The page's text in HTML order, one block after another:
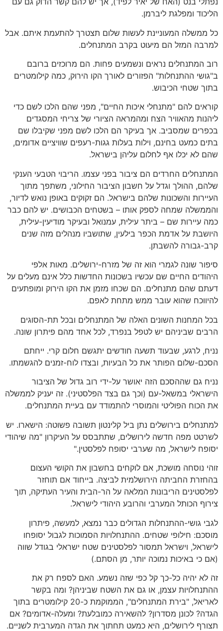
הליכוד ומפלגת ליברמן.
כל ממשלה המעוניינת לעשות שלום תצטרך להתעמת איתם. אבל
למרבה המזל הם מיעוט בקרב המתנחלים.
רוב המתנחלים נראים ונשמעים פחות. הם מרוכזים ברובם
ב"גושי ההתנחלות" הפזורים לאורך הקו הירוק, כמה קילומטרים
בתוך שטחי הכיבוש.
קוראים להם "מתנחלי איכות החיים", מפני שהם הלכו לשם כדי
ליהנות מהאוויר הצח ומהמראה הציורי של צריחי המסגדים
בכפרים שמסביב. אך בעיקר הם הלכו לשם מפני שקיבלו שם
בתים כמעט בחינם, וילות בעלות גגות-רעפים שוויציים אדומים,
שהם לא יכלו אף לחלום עליהן בישראל.
המתנחלים החרדים הם ציבור בפני עצמו. הריבוי הטבעי הענקי
שלהם, ההולך וגדל על חשבון הציבור החילוני, משתפך מתוך
העיירות והשכונות שלהם בישראל. הם זקוקים באופן נואש לדיור,
והממשלה שמחה לספק אותו – בשטחים הכבושים. יש להם כבר
כמה עיירות שם – ביתר עילית, עמנואל ובעיקר מודיעין-עילית,
היושבת על אדמת הכפר בילעין, שתושביו מנהלים מזה שנים
קרב-גבורה להשבתן.
סיפור שונה לגמרי הוא זה של מזרח-ירושלים. מאות אלפי
היהודים החיים שם עכשיו בשכונות החדשות כלל אינם מעלים על
דעתם שהם מתנחלים. הם שכחו מזמן את הקו הירוק ומופתעים
להיווכח שהוא עובר ממש מתחת לאפם.
בכל המחנות השונים האלה של המתנחלים ובכל תת-הסוגים
הרבים שביניהם יש לטפל בנפרד, לכל אחד מהם פיתרון שונה.
נניח, לרגע, שבעוד תשעה חודשים יתגשם חלום קרי. ייחתם
הסכם-שלום הפותר את כל הבעיות, ובצדו לוח-זמנים להגשמתו.
נניח גם שההסכם הזה יאושר על-ידי רוב גדול של הציבור
הישראלי במשאל-עם (וכך גם בצד הפלסטיני). זה יעניק לממשלה
את הכוח הפוליטי והמוסרי להתמודד עם בעיית המתנחלים.
למתנחלים בירושלים נתן ביל קלינטון תשובה פשוטה: הישארו. יש
לשרטט מפה חדשה לירושלים, שתתבסס על העיקרון "מה שיהודי
יסופח לישראל, מה שערבי יסופח לפלסטין."
זוהי נוסחה מושכת, אם לוקחים בחשבון את הקושי העצום
בהחזרת החביתה הירושלמית לביצה. בייחוד אם תוחזר
לפלסטינים הריבונות המלאה על הר-הבית והעיר העתיקה, תוך
צירוף הכותל המערבי והרובע היהודי לישראל.
לגבי גושי-ההתנחלות הגדולים כבר נמצא, למעשה, פיתרון
מוסכם: חילופי שטחים. ההתנחלויות הסמוכות לגבול יסופחו
לישראל, וישראל תמסור לפלסטינים שטח ישראלי בגודל שווה
(אם כי באיכות נמוכה יותר, מן הסתם.)
זה לא יהיה כל-כך קל כפי שזה נשמע. האם לספח רק את
ההתנחלויות עצמן, או גם את השטח שביניהן? ומה בקשר
לאריאל, "בירת המתנחלים", הממוקמת כ-20 קילומטרים בתוך
הגדה? לכונן מסדרון? להשאירה כמובלעת? ומעלה-אדומים? אם
תצורף לירושלים, היא כמעט תחתוך את הגדה המערבית לשניים.